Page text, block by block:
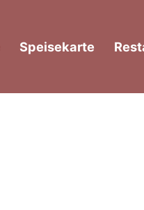
Speisekarte